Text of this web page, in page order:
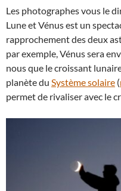
Les photographes vous le
Lune et Vénus est un
rapprochement des deux
par exemple, Vénus sera
nous que le croissant
planète du Système solaire (
permet de rivaliser avec le